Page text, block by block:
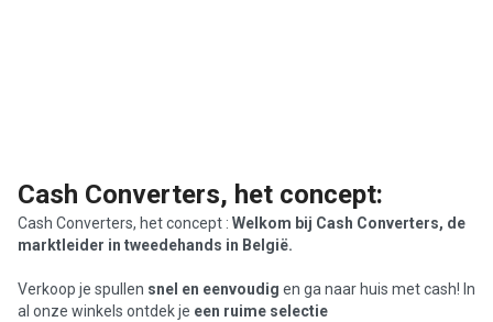
Cash Converters, het concept:
Cash Converters, het concept : Welkom bij Cash Converters, de
marktleider in tweedehands in België.
Verkoop je spullen snel en eenvoudig en ga naar huis met cash! In
al onze winkels ontdek je een ruime selectie